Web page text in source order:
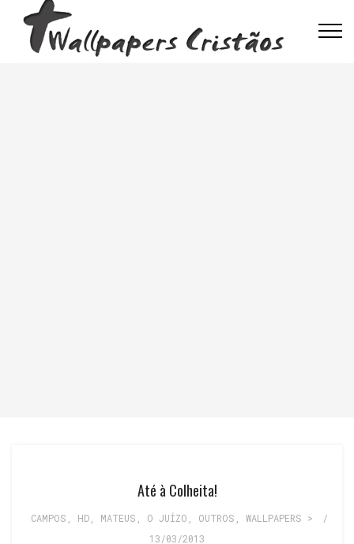
Até à Colheita!
CAMPOS HD, MATEUS O JUÍZO OUTROS WALLPAPERS >
/
13/03/2013